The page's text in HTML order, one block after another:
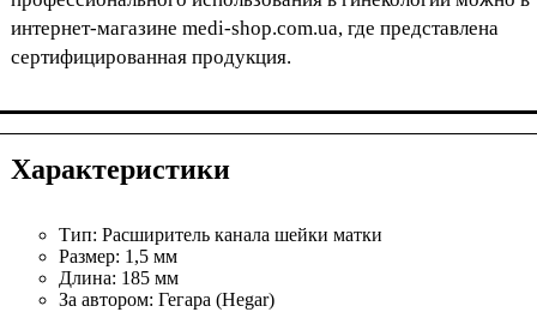
интернет-магазине medi-shop.com.ua, где представлена ​​
сертифицированная продукция.
Характеристики
Тип: Расширитель канала шейки матки
Размер: 1,5 мм
Длина: 185 мм
За автором: Гегара (Hegar)